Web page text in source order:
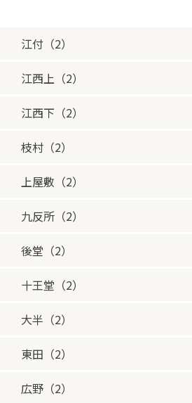
江付（2）
江西上（2）
江西下（2）
枝村（2）
上屋敷（2）
九反所（2）
後堂（2）
十王堂（2）
大半（2）
東田（2）
広野（2）